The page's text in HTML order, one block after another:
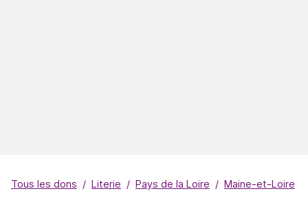
Tous les dons Literie Pays de la Loire Maine-et-Loire